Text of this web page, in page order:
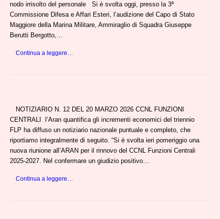
nodo irrisolto del personale Si è svolta oggi, presso la 3ª
Commissione Difesa e Affari Esteri, l’audizione del Capo di Stato
Maggiore della Marina Militare, Ammiraglio di Squadra Giuseppe
Berutti Bergotto,…
Continua a leggere…
NOTIZIARIO N. 12 DEL 20 MARZO 2026 CCNL FUNZIONI
CENTRALI l’Aran quantifica gli incrementi economici del triennio
FLP ha diffuso un notiziario nazionale puntuale e completo, che
riportiamo integralmente di seguito. “Si è svolta ieri pomeriggio una
nuova riunione all’ARAN per il rinnovo del CCNL Funzioni Centrali
2025-2027. Nel confermare un giudizio positivo…
Continua a leggere…